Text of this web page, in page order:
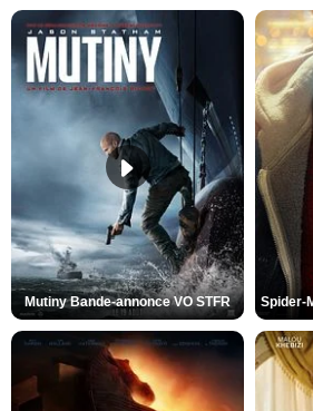
Mutiny Bande-annonce VO STFR